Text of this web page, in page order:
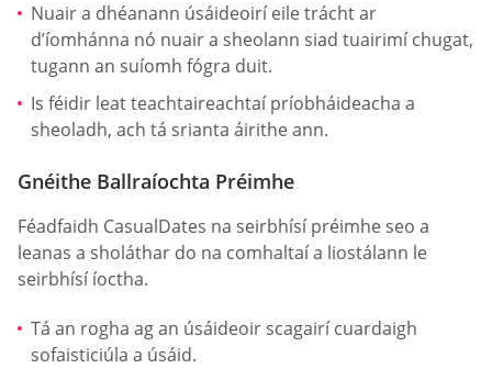
Nuair a dhéanann úsáideoirí eile trácht ar
d’íomhánna nó nuair a sheolann siad tuairimí chugat,
tugann an suíomh fógra duit.
Is féidir leat teachtaireachtaí príobháideacha a
sheoladh, ach tá srianta áirithe ann.
Gnéithe Ballraíochta Préimhe
Féadfaidh СasualDates na seirbhísí préimhe seo a
leanas a sholáthar do na comhaltaí a liostálann le
seirbhísí íoctha.
Tá an rogha ag an úsáideoir scagairí cuardaigh
sofaisticiúla a úsáid.